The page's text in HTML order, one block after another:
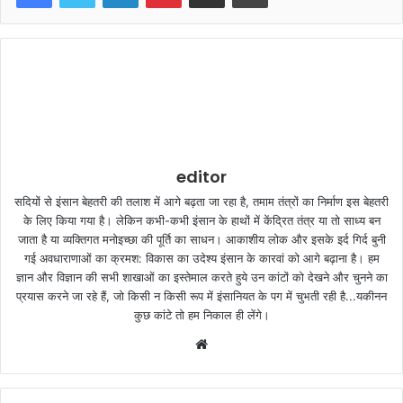
editor
सदियों से इंसान बेहतरी की तलाश में आगे बढ़ता जा रहा है, तमाम तंत्रों का निर्माण इस बेहतरी
के लिए किया गया है। लेकिन कभी-कभी इंसान के हाथों में केंद्रित तंत्र या तो साध्य बन
जाता है या व्यक्तिगत मनोइच्छा की पूर्ति का साधन। आकाशीय लोक और इसके इर्द गिर्द बुनी
गई अवधाराणाओं का क्रमश: विकास का उदेश्य इंसान के कारवां को आगे बढ़ाना है। हम
ज्ञान और विज्ञान की सभी शाखाओं का इस्तेमाल करते हुये उन कांटों को देखने और चुनने का
प्रयास करने जा रहे हैं, जो किसी न किसी रूप में इंसानियत के पग में चुभती रही है...यकीनन
कुछ कांटे तो हम निकाल ही लेंगे।
b